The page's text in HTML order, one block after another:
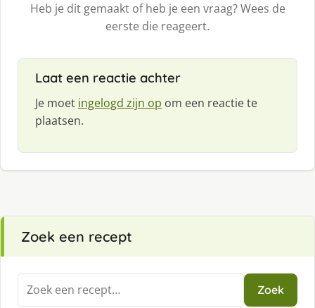
Heb je dit gemaakt of heb je een vraag? Wees de
eerste die reageert.
Laat een reactie achter
Je moet ingelogd zijn op om een reactie te
plaatsen.
Zoek een recept
Zoeken
naar:
Zoek